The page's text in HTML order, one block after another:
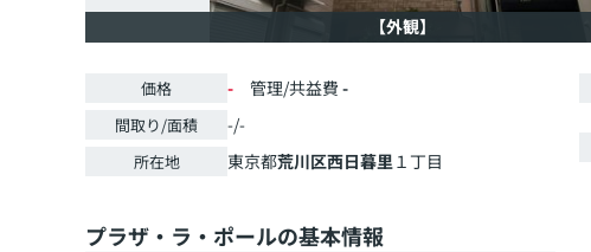
【外観】
価格 - 管理/共益費 -
間取り/面積 -/-
所在地 東京都荒川区西日暮里１丁目
プラザ・ラ・ポールの基本情報